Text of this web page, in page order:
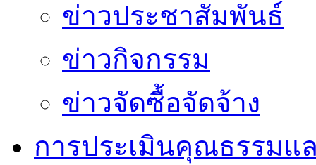
ข่าวประชาสัมพันธ์
ข่าวกิจกรรม
ข่าวจัดซื้อจัดจ้าง
การประเมินคุณธรรมแ